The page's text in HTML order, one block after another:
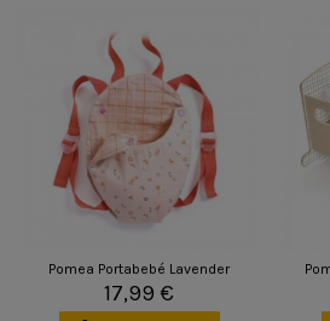
Pomea Portabebé Lavender
17,99 €